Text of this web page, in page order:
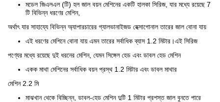
মডেল জিএলএল (টি) হল জাল বয়ন মেশিনের একটি হালকা সিরিজ, যার মধ্যে রয়েছে 7
টি বিভিন্ন ধরণের মেশিন,
অর্থাৎ যার সাহায্যে বিভিন্ন অ্যাপারচারের গ্যালভানাইজড হেক্সাগোনাল তারের জাল বোনা যায়
এই ধরণের মেশিনে বোনা যায় এমন তারের সর্বাধিক ব্যাস 1.2 মিটার।এই সিরিজ
পণ্যের মধ্যে রয়েছে দুই ধরনের মেশিন, যেমন সিঙ্গেল হেড এবং ডাবল হেড মেশিন
একক মাথা মেশিনের সর্বাধিক বয়ন প্রস্থ 1.2 মিটার এবং ডাবল মাথার
মেশিন 2.2 মি
মাঝখান থেকে বিচ্ছিন্ন, ডাবল-হেড মেশিন দুটি 1 মিটার প্রশস্ত জাল বুনতে পারে